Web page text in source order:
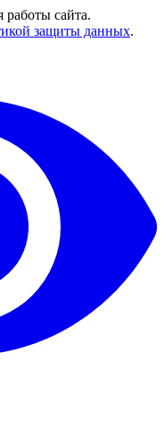
сайта.
защиты данных.